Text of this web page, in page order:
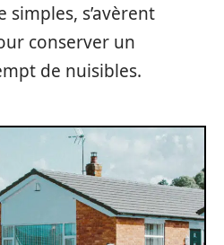
simples, s’avèrent
conserver un
de nuisibles.